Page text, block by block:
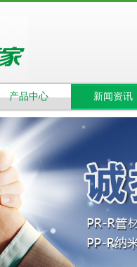
产品中心 新闻资讯